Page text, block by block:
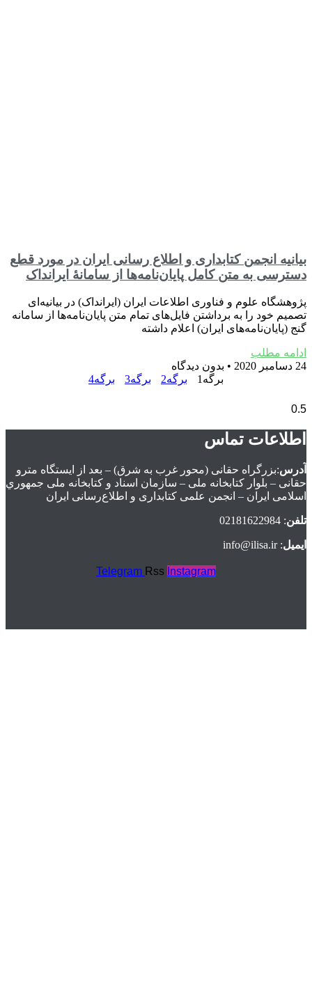
بیانیه انجمن کتابداری و اطلاع رسانی ایران در مورد قطع
دسترسی به متن کامل ‌پایان‌نامه‌ها از سامانۀ ایرانداک
پژوهشگاه علوم و فناوری اطلاعات ایران (ایرانداک) در بیانیه‌ای
تصمیم خود را به برداشتن فایل‌‌های تمام متن پایان‌نامه‌ها از سامانه
گنج (‌پایان‌نامه‌های ایران) اعلام داشته
ادامه مطلب
24 دسامبر 2020
بدون دیدگاه
برگه1 برگه2 برگه3 برگه4
اطلاعات تماس
آدرس:بزرگراه حقانی (محور غرب به شرق) – بعد از ايستگاه مترو
حقانی – بلوار كتابخانه ملی – سازمان اسناد و كتابخانه ملی جمهوري
اسلامی ايران – انجمن علمی کتابداری و اطلاع‌رسانی ایران
تلفن: 02181622984
ایمیل: info@ilisa.ir
Telegram Rss Instagram